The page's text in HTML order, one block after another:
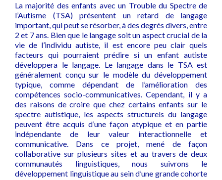
La majorité des enfants avec un Trouble du Spectre de
l’Autisme (TSA) présentent un retard de langage
important, qui peut se résorber, à des degrés divers, entre
2 et 7 ans. Bien que le langage soit un aspect crucial de la
vie de l’individu autiste, il est encore peu clair quels
facteurs qui pourraient prédire si un enfant autiste
développera le langage. Le langage dans le TSA est
généralement conçu sur le modèle du développement
typique, comme dépendant de l’amélioration des
compétences socio-communicatives. Cependant, il y a
des raisons de croire que chez certains enfants sur le
spectre autistique, les aspects structurels du langage
peuvent être acquis d’une façon atypique et en partie
indépendante de leur valeur interactionnelle et
communicative. Dans ce projet, mené de façon
collaborative sur plusieurs sites et au travers de deux
communautés linguistiques, nous suivrons le
développement linguistique au sein d’une grande cohorte